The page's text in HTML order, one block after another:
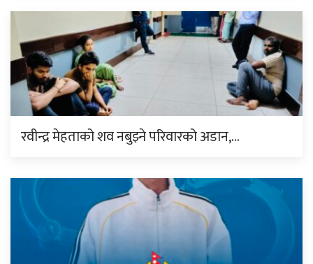
रवीन्द्र मेहताको शव नबुझ्ने परिवारको अडान,…